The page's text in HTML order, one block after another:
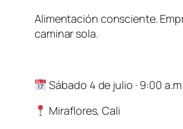
Alimentación consciente.
caminar sola.
Sábado 4 de julio · 9:00
Miraflores, Cali